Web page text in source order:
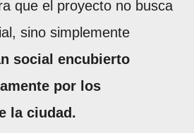
que el proyecto no busca
sino simplemente
social encubierto
por los
la ciudad.